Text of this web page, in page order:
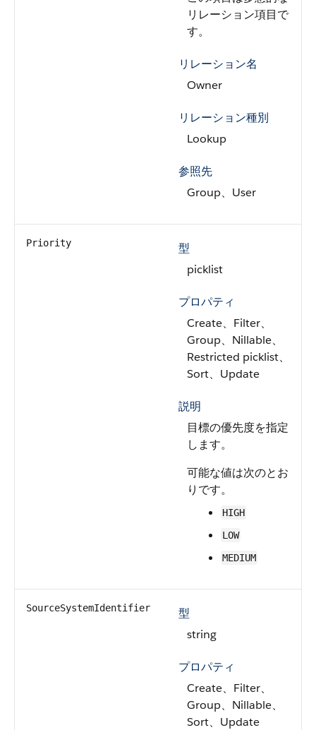
リレーション項目で
す。
リレーション名
Owner
リレーション種別
Lookup
参照先
Group、User
Priority
型
picklist
プロパティ
Create、Filter、
Group、Nillable、
Restricted picklist、
Sort、Update
説明
目標の優先度を指定
します。
可能な値は次のとお
りです。
HIGH
LOW
MEDIUM
SourceSystemIdentifier
型
string
プロパティ
Create、Filter、
Group、Nillable、
Sort、Update